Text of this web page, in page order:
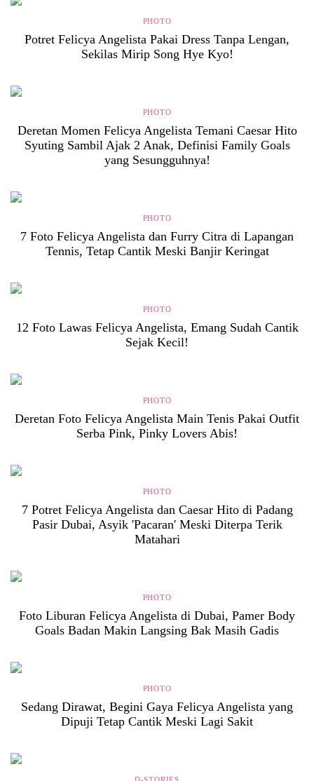
PHOTO
Potret Felicya Angelista Pakai Dress Tanpa Lengan,
Sekilas Mirip Song Hye Kyo!
PHOTO
Deretan Momen Felicya Angelista Temani Caesar Hito
Syuting Sambil Ajak 2 Anak, Definisi Family Goals
yang Sesungguhnya!
PHOTO
7 Foto Felicya Angelista dan Furry Citra di Lapangan
Tennis, Tetap Cantik Meski Banjir Keringat
PHOTO
12 Foto Lawas Felicya Angelista, Emang Sudah Cantik
Sejak Kecil!
PHOTO
Deretan Foto Felicya Angelista Main Tenis Pakai Outfit
Serba Pink, Pinky Lovers Abis!
PHOTO
7 Potret Felicya Angelista dan Caesar Hito di Padang
Pasir Dubai, Asyik 'Pacaran' Meski Diterpa Terik
Matahari
PHOTO
Foto Liburan Felicya Angelista di Dubai, Pamer Body
Goals Badan Makin Langsing Bak Masih Gadis
PHOTO
Sedang Dirawat, Begini Gaya Felicya Angelista yang
Dipuji Tetap Cantik Meski Lagi Sakit